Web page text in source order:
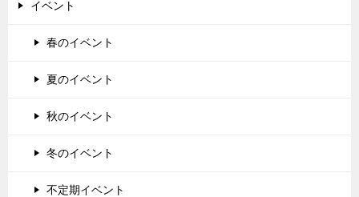
イベント
春のイベント
夏のイベント
秋のイベント
冬のイベント
不定期イベント